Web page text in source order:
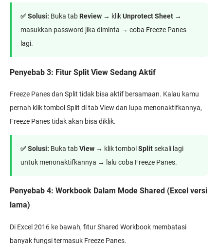
✅ Solusi: Buka tabReview → klikUnprotect Sheet →
masukkan password jika diminta → coba Freeze Panes
lagi.
Penyebab 3: Fitur Split View Sedang Aktif
Freeze Panes dan Split tidak bisa aktif bersamaan. Kalau kamu
pernah klik tombol Split di tab View dan lupa menonaktifkannya,
Freeze Panes tidak akan bisa diklik.
✅ Solusi: Buka tabView → klik tombol Splitsekali lagi
untuk menonaktifkannya → lalu coba Freeze Panes.
Penyebab 4: Workbook Dalam Mode Shared (Excel versi
lama)
Di Excel 2016 ke bawah, fitur Shared Workbook membatasi
banyak fungsi termasuk Freeze Panes.